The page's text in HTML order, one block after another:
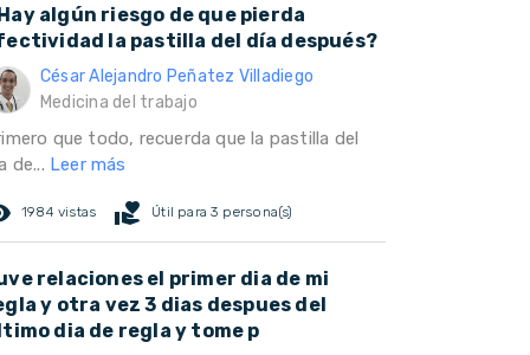
algún riesgo de que pierda
la pastilla del día después?
César Alejandro Peñatez Villadiego
Medicina del trabajo
que todo, recuerda que la pastilla del
de... Leer más
1984 vistas volunteer_activism Útil para 3 persona(s)
relaciones el primer dia de mi
y otra vez 3 dias despues del
dia de regla y tome p